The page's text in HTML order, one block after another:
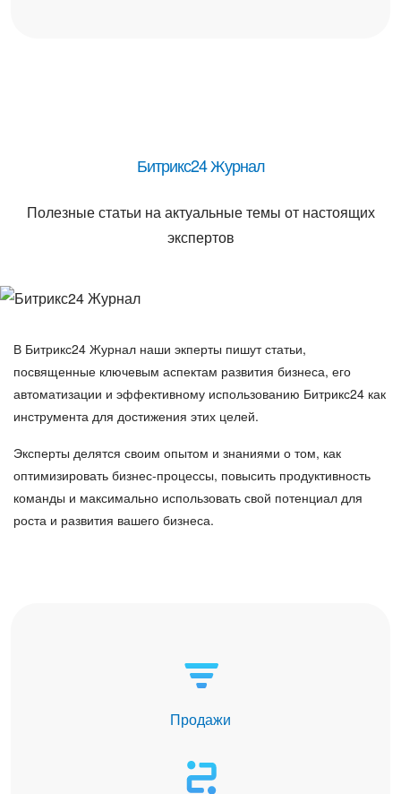
Битрикс24 Журнал
Полезные статьи на актуальные темы от настоящих
экспертов
В Битрикс24 Журнал наши экперты пишут статьи,
посвященные ключевым аспектам развития бизнеса, его
автоматизации и эффективному использованию Битрикс24 как
инструмента для достижения этих целей.
Эксперты делятся своим опытом и знаниями о том, как
оптимизировать бизнес-процессы, повысить продуктивность
команды и максимально использовать свой потенциал для
роста и развития вашего бизнеса.
Продажи